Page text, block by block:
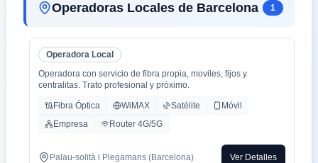
Operadoras Locales de Barcelona 1
Operadora Local
Operadora con servicio de fibra propia, moviles, fijos y
centralitas. Trato profesional y próximo.
Fibra Óptica WiMAX Satélite
Móvil
Empresa
Router 4G/5G
Palau-solità i Plegamans (Barcelona) Ver Detalles